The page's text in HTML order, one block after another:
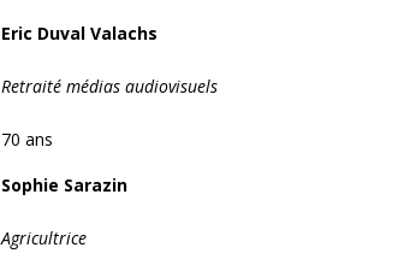
Eric Duval Valachs
Retraité médias audiovisuels
70 ans
Sophie Sarazin
Agricultrice